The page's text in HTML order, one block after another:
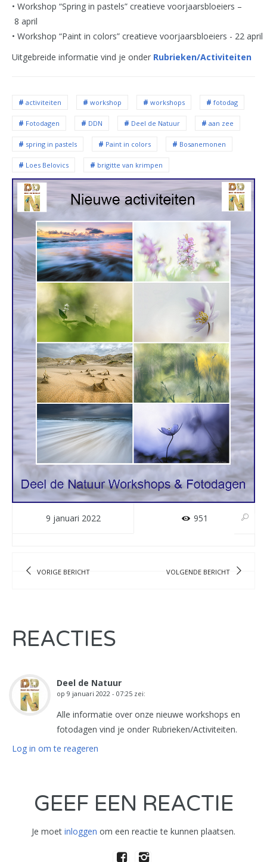
• Workshop “Spring in pastels” creatieve voorjaarsbloeiers –
8 april
• Workshop “Paint in colors” creatieve voorjaarsbloeiers - 22 april
Uitgebreide informatie vind je onder Rubrieken/Activiteiten
activiteiten workshop workshops fotodag
Fotodagen DDN Deel de Natuur aan zee
spring in pastels Paint in colors Bosanemonen
Loes Belovics brigitte van krimpen
9 januari 2022 951
VORIGE BERICHT VOLGENDE BERICHT
REACTIES
Deel de Natuur
op 9 januari 2022 - 07:25 zei:
Alle informatie over onze nieuwe workshops en
fotodagen vind je onder Rubrieken/Activiteiten.
Log in om te reageren
GEEF EEN REACTIE
Je moet inloggen om een reactie te kunnen plaatsen.